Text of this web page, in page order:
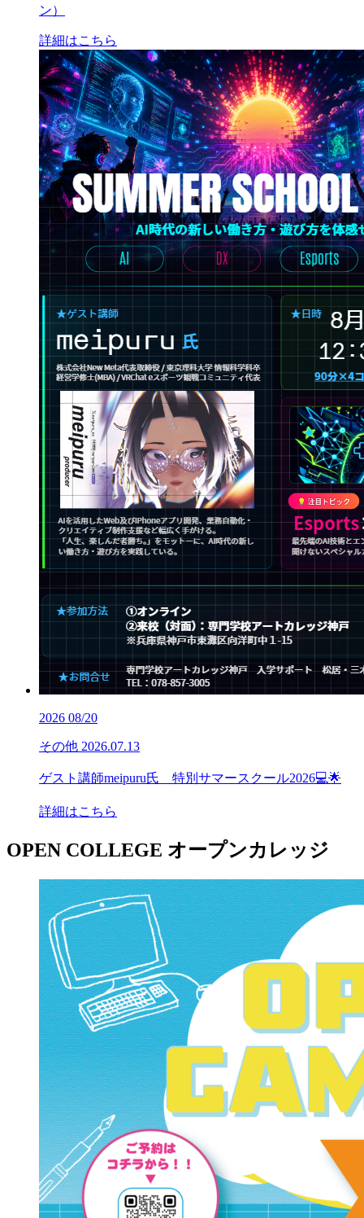
ン）
詳細はこちら
2026 08/20
その他 2026.07.13
ゲスト講師meipuru氏 特別サマースクール2026💻🌟
詳細はこちら
OPEN COLLEGE オープンカレッジ